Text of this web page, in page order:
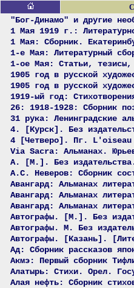
"Бог-Динамо" и другие
1 Мая 1919 г.:
1 Мая: Сборник.
1-е Мая: Литературный
1-ое Мая: Статьи,
1905 год в русской
1905 год в русской
1919-ый год:
26: 1918-1928: Сборник
31 рука: Ленинградские
4. [Курск]. Без
4 [Четверо]. Пг.
Via Sacra: Альманах.
А. [М.]. Без
А.С. Неверов: Сборник
Авангард: Альманах
Авангард: Альманах
Авангард: Альманах
Автографы. [М.]. Без
Автографы. М. Без
Автографы. [Казань].
Ад: Сборник рассказов
Акмэ: Первый сборник
Алатырь: Стихи. Орел.
Алая нефть: Сборник